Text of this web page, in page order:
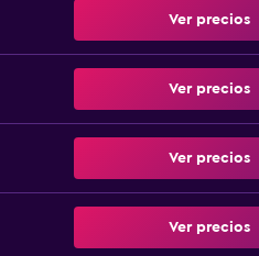
Ver precios
Ver precios
Ver precios
Ver precios